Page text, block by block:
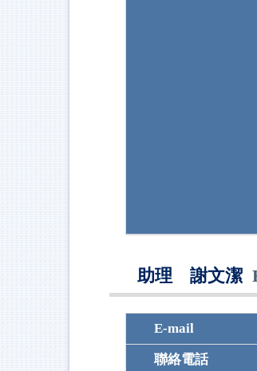
助理 謝文潔
E-mail
聯絡電話